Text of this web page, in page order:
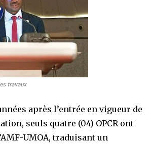
travaux
après l’entrée en vigueur de
seuls quatre (04) OPCR ont
UMOA, traduisant un